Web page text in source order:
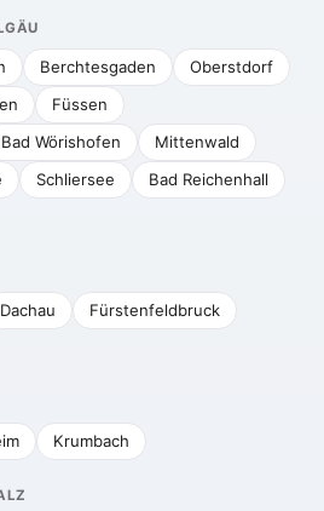
Berchtesgaden
Oberstdorf
Füssen
Bad Wörishofen
Mittenwald
Schliersee
Bad Reichenhall
Dachau
Fürstenfeldbruck
Krumbach